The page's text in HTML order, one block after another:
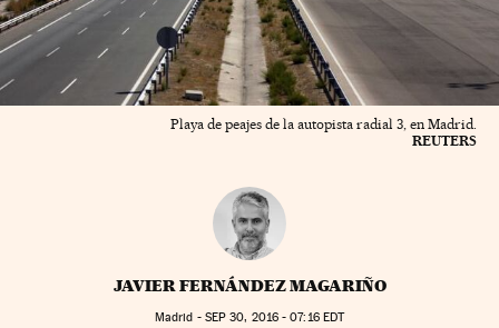
Playa de peajes de la autopista radial 3, en Madrid.
REUTERS
JAVIER FERNÁNDEZ MAGARIÑO
Madrid - SEP 30, 2016 - 07:16EDT